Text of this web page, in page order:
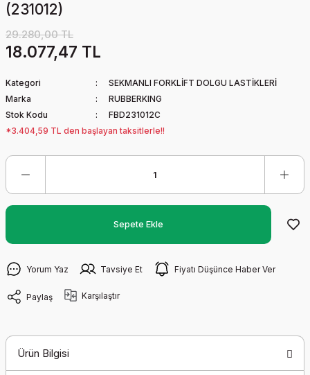
(231012)
29.280,00 TL
18.077,47 TL
Kategori
SEKMANLI FORKLİFT DOLGU LASTİKLERİ
Marka
RUBBERKING
Stok Kodu
FBD231012C
*3.404,59 TL den başlayan taksitlerle!!
Sepete Ekle
Yorum Yaz Tavsiye Et Fiyatı Düşünce Haber Ver
Paylaş Karşılaştır
Ürün Bilgisi